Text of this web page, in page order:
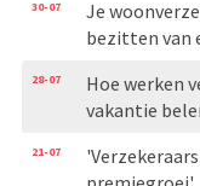
30-07
Je
bezitten van
28-07
Hoe werken
vakantie
21-07